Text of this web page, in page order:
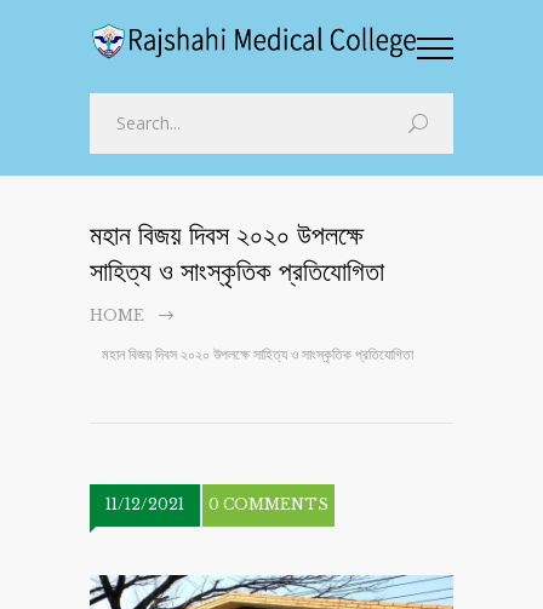
মহান বিজয় দিবস ২০২০ উপলক্ষে
সাহিত্য ও সাংস্কৃতিক প্রতিযোগিতা
HOME
মহান বিজয় দিবস ২০২০ উপলক্ষে সাহিত্য ও সাংস্কৃতিক প্রতিযোগিতা
11/12/2021 0 COMMENTS